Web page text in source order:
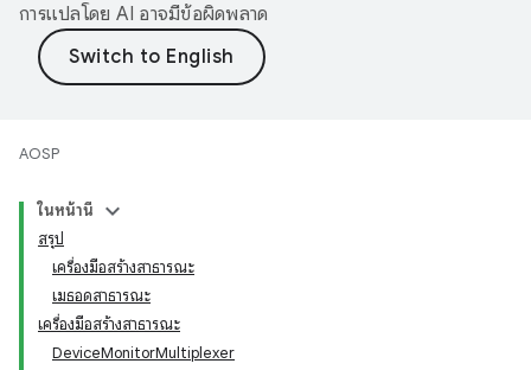
การแปลโดย AI อาจมีข้อผิดพลาด
AOSP
ในหน้านี้
สรุป
เครื่องมือสร้างสาธารณะ
เมธอดสาธารณะ
เครื่องมือสร้างสาธารณะ
DeviceMonitorMultiplexer